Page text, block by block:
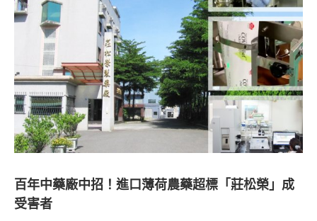
百年中藥廠中招！進口薄荷農藥超標「莊松榮」成
受害者